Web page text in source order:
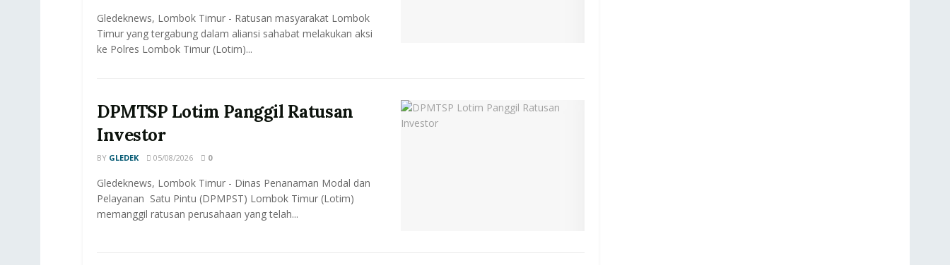
Gledeknews, Lombok Timur - Ratusan masyarakat Lombok
Timur yang tergabung dalam aliansi sahabat melakukan aksi
ke Polres Lombok Timur (Lotim)...
DPMTSP Lotim Panggil Ratusan
Investor
BY GLEDEK 05/08/2026 0
Gledeknews, Lombok Timur - Dinas Penanaman Modal dan
Pelayanan Satu Pintu (DPMPST) Lombok Timur (Lotim)
memanggil ratusan perusahaan yang telah...